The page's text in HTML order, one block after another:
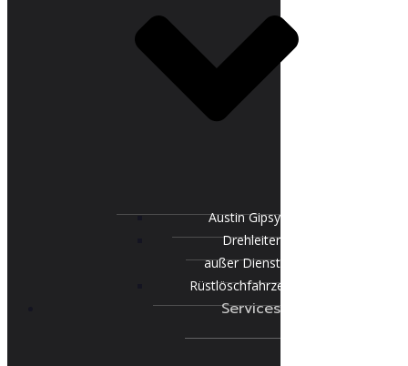
Austin Gipsy
Drehleiter
außer Dienst
Rüstlöschfahrzeug
Services